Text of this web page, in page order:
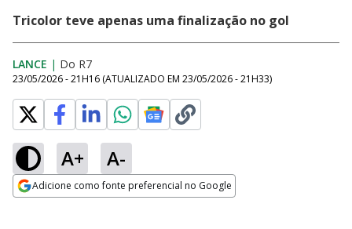
Tricolor teve apenas uma finalização no gol
LANCE | Do R7
23/05/2026 - 21H16 (ATUALIZADO EM 23/05/2026 - 21H33)
A+ A-
Adicione como fonte preferencial no Google